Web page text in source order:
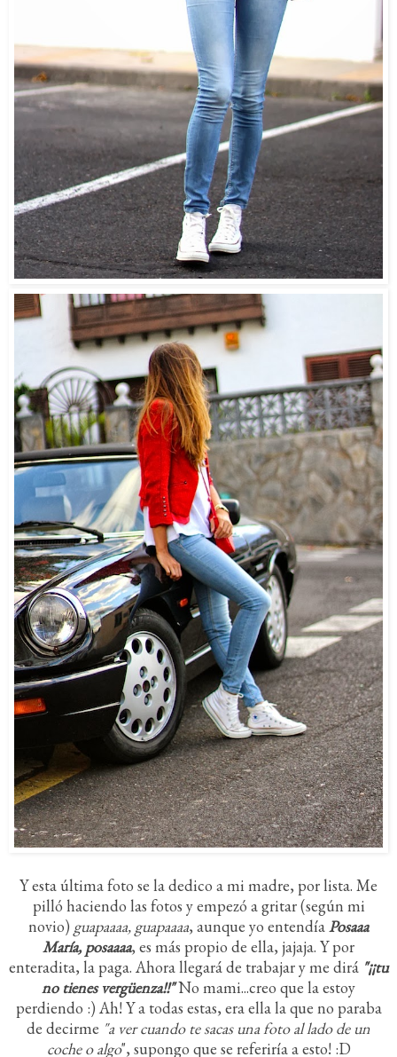
Y esta última foto se la dedico a mi madre, por lista. Me
pilló haciendo las fotos y empezó a gritar (según mi
novio) guapaaaa, guapaaaa, aunque yo entendíaPosaaa
María, posaaaa, es más propio de ella, jajaja. Y por
enteradita, la paga. Ahora llegará de trabajar y me dirá "¡¡tu
no tienes vergüenza!!"No mami...creo que la estoy
perdiendo :) Ah! Y a todas estas, era ella la que no paraba
de decirme "a ver cuando te sacas una foto al lado de un
coche o algo", supongo que se referiría a esto! :D